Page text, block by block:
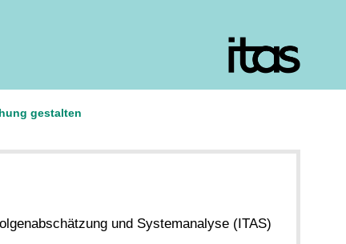
gestalten
und Systemanalyse (ITAS)